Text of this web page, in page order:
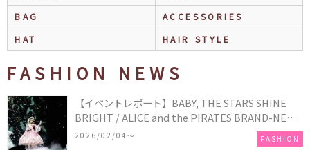
BAG
ACCESSORIES
HAT
HAIR STYLE
FASHION NEWS
【イベントレポート】BABY, THE STARS SHINE
BRIGHT / ALICE and the PIRATES BRAND-NEW
COLLECTION in TOKYO
2026/02/04〜 FASHION